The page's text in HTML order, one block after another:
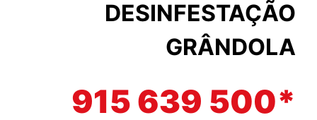
DESINFESTAÇÃO
GRÂNDOLA
915 639 500*